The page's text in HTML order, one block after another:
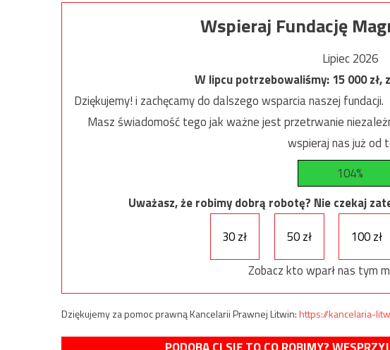
Wspieraj Fundację
Lipiec 2026
W lipcu potrzebowaliśmy:15 000zł,
Dziękujemy! i zachęcamy do dalszego wsparcia naszej fundacji.
Masz świadomość tego jak ważne jest przetrwanie
wspieraj nas już od
104%
Uważasz, że robimy dobrą robotę? Nie czekaj
30 zł
50 zł 100 zł
Zobacz kto wparł nas tym
Dziękujemy za pomoc prawną Kancelarii Prawnej Litwin:https://kancelaria-